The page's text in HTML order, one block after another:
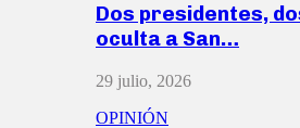
Dos presidentes,
oculta a San…
29 julio, 2026
OPINIÓN